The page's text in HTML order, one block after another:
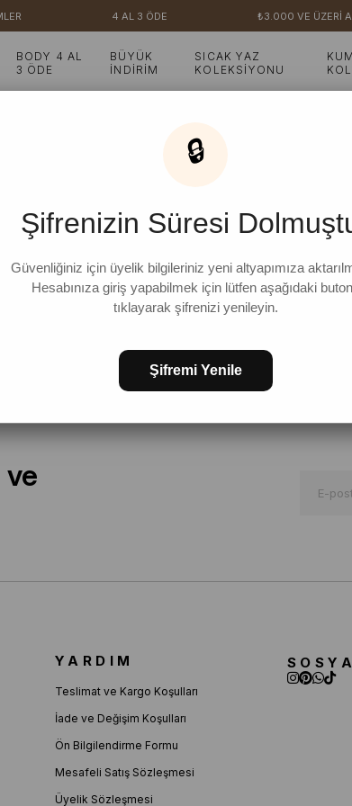
4 AL 3 ÖDE ₺3.000 VE ÜZERİ
BODY 4 AL
3 ÖDE
BÜYÜK
İNDİRİM
SICAK YAZ
KOLEKSİYONU
YARDIM
Teslimat ve Kargo Koşulları
İade ve Değişim Koşulları
Ön Bilgilendirme Formu
Mesafeli Satış Sözleşmesi
Üyelik Sözleşmesi
🔒
Şifrenizin Süresi
Güvenliğiniz için üyelik bilgileriniz yeni altyapımıza
Hesabınıza giriş yapabilmek için lütfen aşağıdaki
tıklayarak şifrenizi yenileyin.
Şifremi Yenile